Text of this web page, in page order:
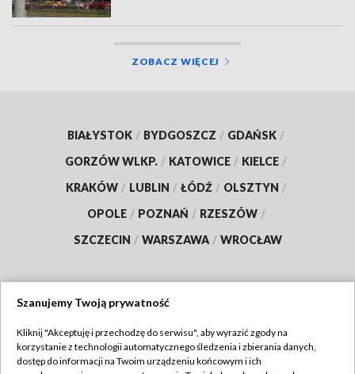
ZOBACZ WIĘCEJ
BIAŁYSTOK / BYDGOSZCZ / GDAŃSK /
GORZÓW WLKP. / KATOWICE / KIELCE /
KRAKÓW / LUBLIN / ŁÓDŹ / OLSZTYN /
OPOLE / POZNAŃ / RZESZÓW /
SZCZECIN / WARSZAWA / WROCŁAW
TVP
Szanujemy Twoją prywatność
Kliknij "Akceptuję i przechodzę do serwisu", aby wyrazić zgody na
korzystanie z technologii automatycznego śledzenia i zbierania danych,
dostęp do informacji na Twoim urządzeniu końcowym i ich